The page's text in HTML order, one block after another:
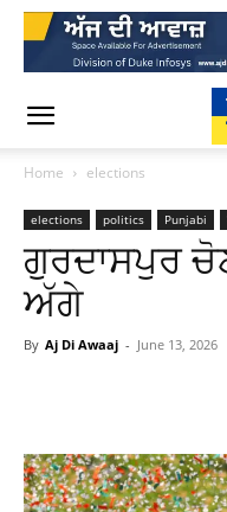
Home elections
elections politics Punjabi
ਗੁਰਦਾਸਪੁਰ
ਅੱਗੇ
By Aj Di Awaaj - June 13, 2026